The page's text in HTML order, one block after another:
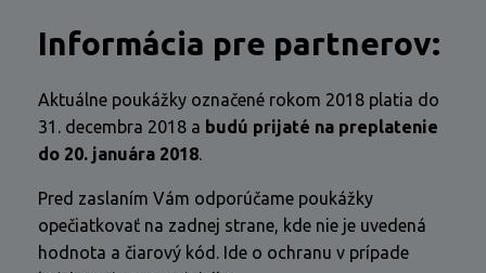
Informácia pre partnerov:
Aktuálne poukážky označené rokom 2018 platia do
31. decembra 2018 a budú prijaté na preplatenie
do 20. januára 2018.
Pred zaslaním Vám odporúčame poukážky
opečiatkovať na zadnej strane, kde nie je uvedená
hodnota a čiarový kód. Ide o ochranu v prípade